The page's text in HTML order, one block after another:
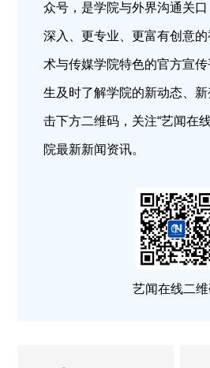
众号，是学院与外界沟通关
深入、更专业、更富有创意
术与传媒学院特色的官方宣
生及时了解学院的新动态、
击下方二维码，关注“艺闻在
院最新新闻资讯。
艺闻在线二